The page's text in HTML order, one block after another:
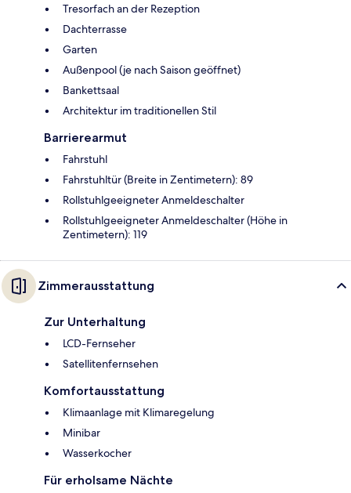
Tresorfach an der Rezeption
Dachterrasse
Garten
Außenpool (je nach Saison geöffnet)
Bankettsaal
Architektur im traditionellen Stil
Barrierearmut
Fahrstuhl
Fahrstuhltür (Breite in Zentimetern): 89
Rollstuhlgeeigneter Anmeldeschalter
Rollstuhlgeeigneter Anmeldeschalter (Höhe in
Zentimetern): 119
Zimmerausstattung
Zur Unterhaltung
LCD-Fernseher
Satellitenfernsehen
Komfortausstattung
Klimaanlage mit Klimaregelung
Minibar
Wasserkocher
Für erholsame Nächte